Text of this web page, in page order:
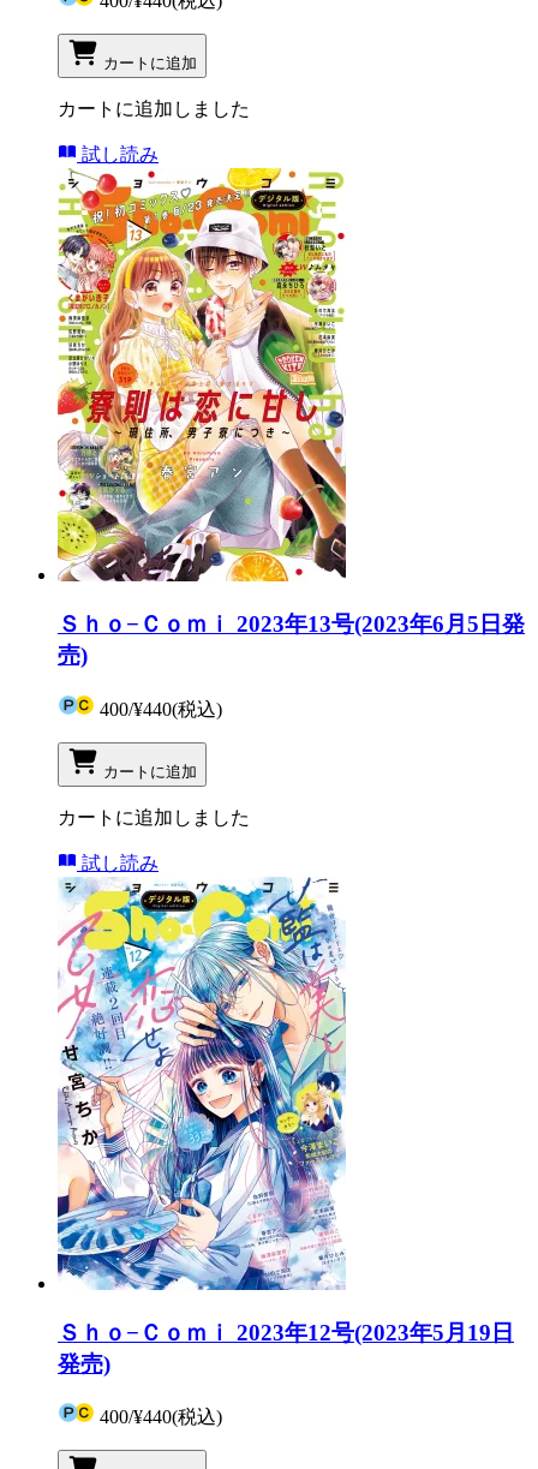
カートに追加
カートに追加しました
試し読み
Ｓｈｏ−Ｃｏｍｉ 2023年13号(2023年6月5日発
売)
400/¥440(税込)
カートに追加
カートに追加しました
試し読み
Ｓｈｏ−Ｃｏｍｉ 2023年12号(2023年5月19日
発売)
400/¥440(税込)